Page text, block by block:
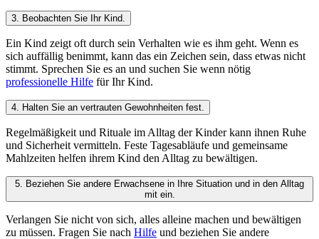
3. Beobachten Sie Ihr Kind.
Ein Kind zeigt oft durch sein Verhalten wie es ihm geht. Wenn es
sich auffällig benimmt, kann das ein Zeichen sein, dass etwas nicht
stimmt. Sprechen Sie es an und suchen Sie wenn nötig
professionelle Hilfe für Ihr Kind.
4. Halten Sie an vertrauten Gewohnheiten fest.
Regelmäßigkeit und Rituale im Alltag der Kinder kann ihnen Ruhe
und Sicherheit vermitteln. Feste Tagesabläufe und gemeinsame
Mahlzeiten helfen ihrem Kind den Alltag zu bewältigen.
5. Beziehen Sie andere Erwachsene in Ihre Situation und in den Alltag
mit ein.
Verlangen Sie nicht von sich, alles alleine machen und bewältigen
zu müssen. Fragen Sie nach Hilfe und beziehen Sie andere